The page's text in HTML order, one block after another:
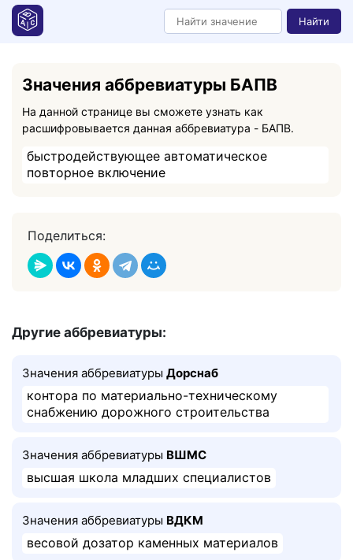
Найти
Значения аббревиатуры БАПВ
На данной странице вы сможете узнать как
расшифровывается данная аббревиатура - БАПВ.
быстродействующее автоматическое
повторное включение
Поделиться:
Другие аббревиатуры:
Значения аббревиатуры Дорснаб
контора по материально-техническому
снабжению дорожного строительства
Значения аббревиатуры ВШМС
высшая школа младших специалистов
Значения аббревиатуры ВДКМ
весовой дозатор каменных материалов